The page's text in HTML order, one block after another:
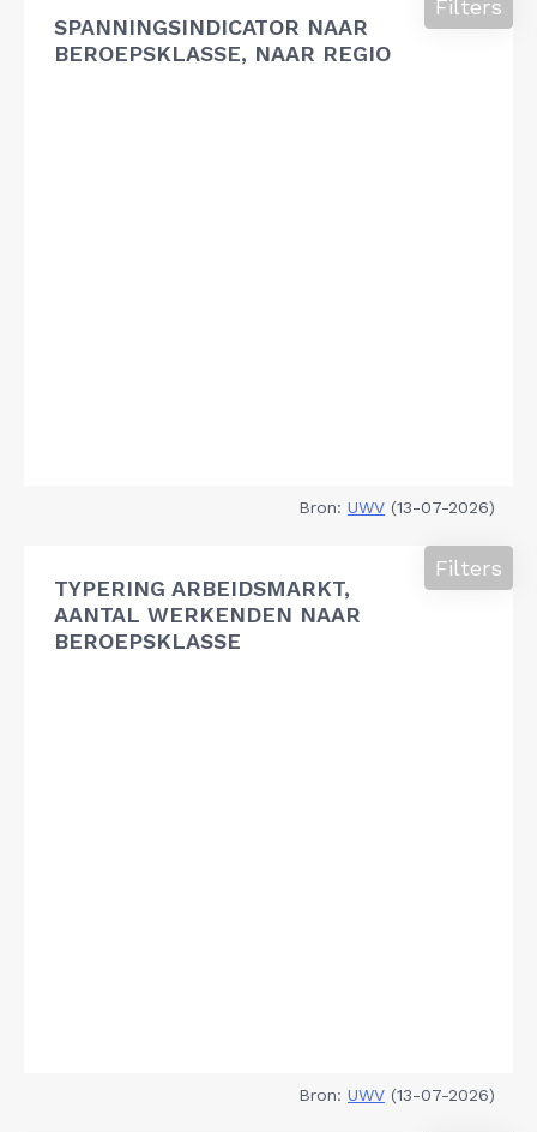
SPANNINGSINDICATOR NAAR
BEROEPSKLASSE, NAAR REGIO
Filters
Bron: UWV (13-07-2026)
TYPERING ARBEIDSMARKT,
AANTAL WERKENDEN NAAR
BEROEPSKLASSE
Filters
Bron: UWV (13-07-2026)